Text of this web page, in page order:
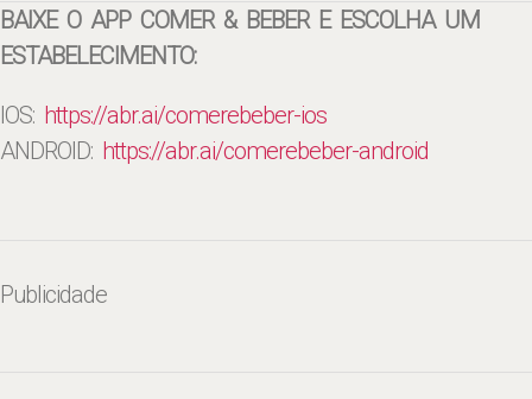
BAIXE O APP COMER & BEBER E ESCOLHA UM
ESTABELECIMENTO:
IOS: https://abr.ai/comerebeber-ios
ANDROID: https://abr.ai/comerebeber-android
Publicidade